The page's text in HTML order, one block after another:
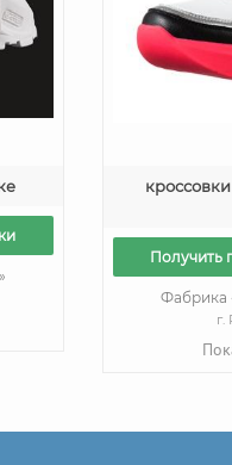
Получить
Фабрика
г.